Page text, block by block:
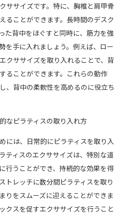
ササイズです。特に、胸椎と肩甲骨
ることができます。長時間のデスク
た背中をほぐすと同時に、筋力を強
を手に入れましょう。例えば、ロー
クササイズを取り入れることで、背
ることができます。これらの動作
、背中の柔軟性を高めるのに役立ち
なピラティスの取り入れ方
には、日常的にピラティスを取り入
ティスのエクササイズは、特別な道
行うことができ、持続的な効果を得
トレッチに数分間ピラティスを取り
りをスムーズに迎えることができま
クスを促すエクササイズを行うこと